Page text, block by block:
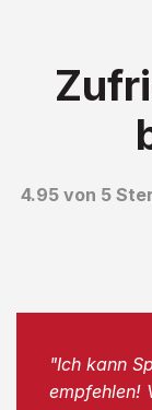
4.95 von 5
"Ich kann
empfehlen!